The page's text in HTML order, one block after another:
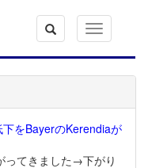
Toggle
navigation
をBayerのKerendiaが
ってきました→下がり